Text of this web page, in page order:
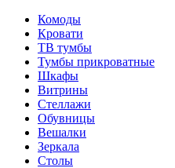
Комоды
Кровати
ТВ тумбы
Тумбы прикроватные
Шкафы
Витрины
Стеллажи
Обувницы
Вешалки
Зеркала
Столы